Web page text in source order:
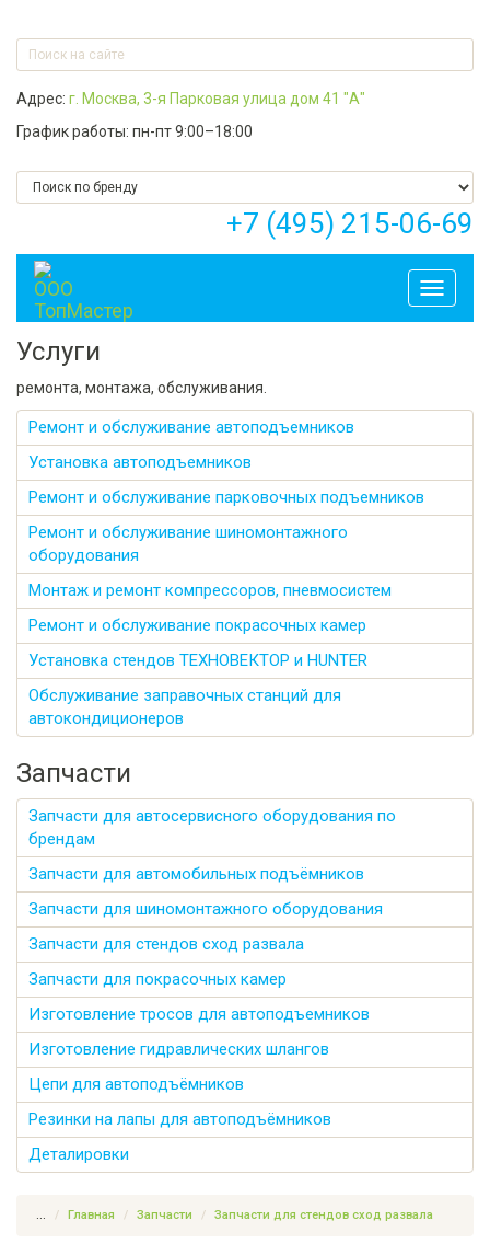
Адрес: г. Москва, 3-я Парковая улица дом 41 "А"
График работы: пн-пт 9:00–18:00
+7 (495) 215-06-69
Toggle
Услуги
ремонта, монтажа, обслуживания.
Ремонт и обслуживание автоподъемников
Установка автоподъемников
Ремонт и обслуживание парковочных подъемников
Ремонт и обслуживание шиномонтажного
оборудования
Монтаж и ремонт компрессоров, пневмосистем
Ремонт и обслуживание покрасочных камер
Установка стендов ТЕХНОВЕКТОР и HUNTER
Обслуживание заправочных станций для
автокондиционеров
Запчасти
Запчасти для автосервисного оборудования по
брендам
Запчасти для автомобильных подъёмников
Запчасти для шиномонтажного оборудования
Запчасти для стендов сход развала
Запчасти для покрасочных камер
Изготовление тросов для автоподъемников
Изготовление гидравлических шлангов
Цепи для автоподъёмников
Резинки на лапы для автоподъёмников
Деталировки
... Главная Запчасти Запчасти для стендов сход развала